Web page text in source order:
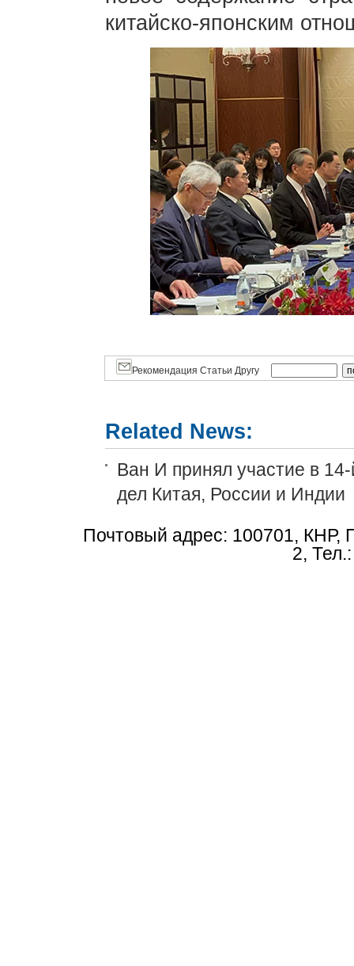
китайско-японским
Рекомендация Статьи Другу
Related News:
Ван И принял участие в
дел Китая, России и Индии
Почтовый адрес: 100701, КНР,
2,